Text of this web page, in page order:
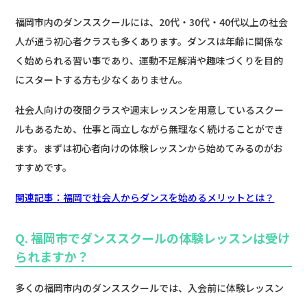
福岡市内のダンススクールには、20代・30代・40代以上の社会
人が通う初心者クラスも多くあります。ダンスは年齢に関係な
く始められる習い事であり、運動不足解消や趣味づくりを目的
にスタートする方も少なくありません。
社会人向けの夜間クラスや週末レッスンを用意しているスクー
ルもあるため、仕事と両立しながら無理なく続けることができ
ます。まずは初心者向けの体験レッスンから始めてみるのがお
すすめです。
関連記事：福岡で社会人からダンスを始めるメリットとは？
Q. 福岡市でダンススクールの体験レッスンは受け
られますか？
多くの福岡市内のダンススクールでは、入会前に体験レッスン